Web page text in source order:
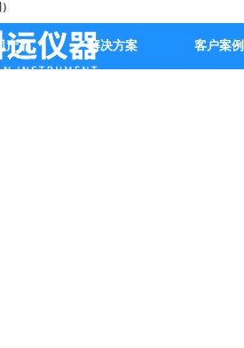
产品 解决方案 客户案例